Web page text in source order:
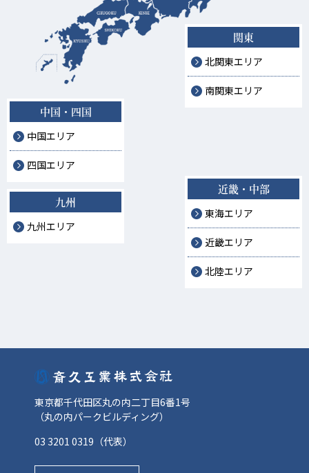
中国・四国
中国エリア
四国エリア
九州
九州エリア
近畿・中部
東海エリア
近畿エリア
北陸エリア
関東
北関東エリア
南関東エリア
東京都千代田区丸の内二丁目6番1号
（丸の内パークビルディング）
03 3201 0319 （代表）